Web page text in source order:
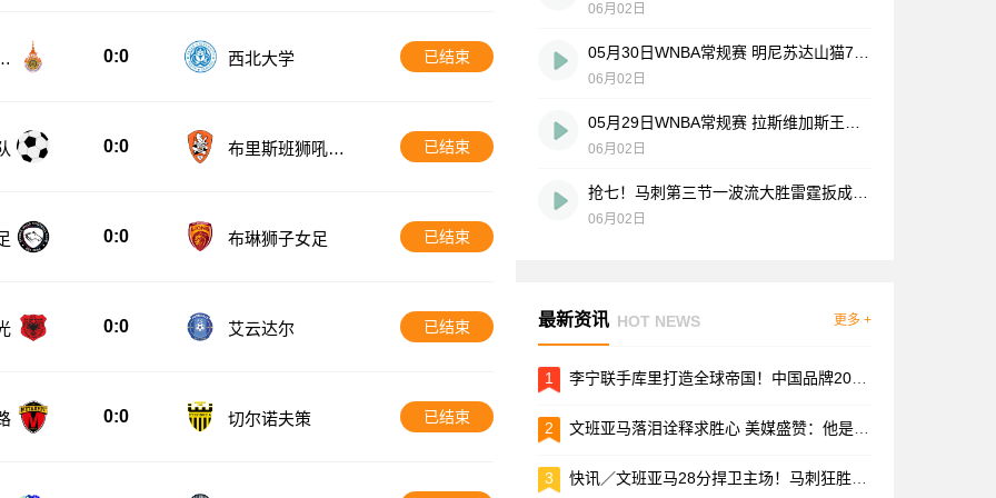
0:0 西北大学 已结束
0:0
布里斯班狮吼青
已结束
0:0 布琳狮子女足 已结束
0:0 艾云达尔 已结束
0:0 切尔诺夫策 已结束
06月02日
06月02日
06月02日
06月02日
最新资讯 HOT NEWS 更多 +
1 李宁联手库里打造全球帝国！中国品牌20年NBA猎星史全解析
2 文班亚马落泪诠释求胜心 美媒盛赞：他是篮球运动最纯粹的美好
3 快讯／文班亚马28分捍卫主场！马刺狂胜27分拖雷霆进抢七